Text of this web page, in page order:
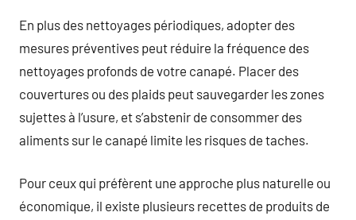
En plus des nettoyages périodiques, adopter des
mesures préventives peut réduire la fréquence des
nettoyages profonds de votre canapé. Placer des
couvertures ou des plaids peut sauvegarder les zones
sujettes à l’usure, et s’abstenir de consommer des
aliments sur le canapé limite les risques de taches.
Pour ceux qui préfèrent une approche plus naturelle ou
économique, il existe plusieurs recettes de produits de